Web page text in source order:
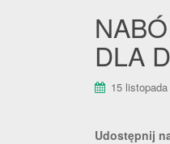
DLA
15
Udostępnij